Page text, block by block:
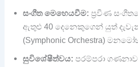
සංගීත මෙහෙයවීම: ප්‍රවීණ
ඇතුළු 40 දෙනෙකුගෙන් යුත්
(Symphonic Orchestra)
සුවිශේෂීත්වය: පරම්පරා